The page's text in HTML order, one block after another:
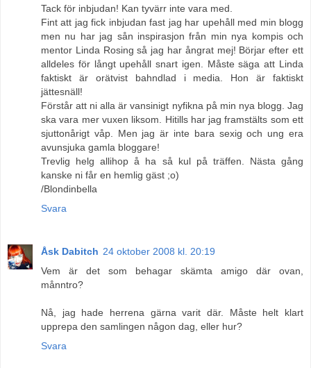
Tack för inbjudan! Kan tyvärr inte vara med.
Fint att jag fick inbjudan fast jag har upehåll med min blogg
men nu har jag sån inspirasjon från min nya kompis och
mentor Linda Rosing så jag har ångrat mej! Börjar efter ett
alldeles för långt upehåll snart igen. Måste säga att Linda
faktiskt är orätvist bahndlad i media. Hon är faktiskt
jättesnäll!
Förstår att ni alla är vansinigt nyfikna på min nya blogg. Jag
ska vara mer vuxen liksom. Hitills har jag framstälts som ett
sjuttonårigt våp. Men jag är inte bara sexig och ung era
avunsjuka gamla bloggare!
Trevlig helg allihop å ha så kul på träffen. Nästa gång
kanske ni får en hemlig gäst ;o)
/Blondinbella
Svara
Åsk Dabitch 24 oktober 2008 kl. 20:19
Vem är det som behagar skämta amigo där ovan,
månntro?
Nå, jag hade herrena gärna varit där. Måste helt klart
upprepa den samlingen någon dag, eller hur?
Svara